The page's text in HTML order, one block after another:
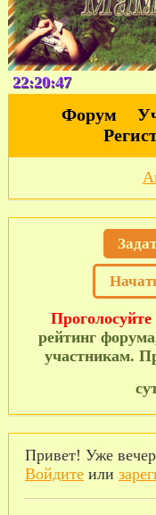
22:20:48
Форум
рейтинг
участникам.
Привет! Уже
Войдитеили